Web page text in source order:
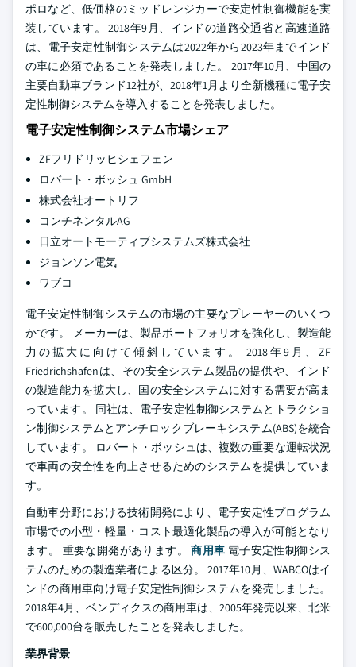
ポロなど、低価格のミッドレンジカーで安定性制御機能を実
装しています。 2018年9月、インドの道路交通省と高速道路
は、電子安定性制御システムは2022年から2023年までインド
の車に必須であることを発表しました。 2017年10月、中国の
主要自動車ブランド12社が、2018年1月より全新機種に電子安
定性制御システムを導入することを発表しました。
電子安定性制御システム市場シェア
ZFフリドリッヒシェフェン
ロバート・ボッシュ GmbH
株式会社オートリフ
コンチネンタルAG
日立オートモーティブシステムズ株式会社
ジョンソン電気
ワブコ
電子安定性制御システムの市場の主要なプレーヤーのいくつ
かです。 メーカーは、製品ポートフォリオを強化し、製造能
力の拡大に向けて傾斜しています。 2018年9月、ZF
Friedrichshafenは、その安全システム製品の提供や、インド
の製造能力を拡大し、国の安全システムに対する需要が高ま
っています。 同社は、電子安定性制御システムとトラクショ
ン制御システムとアンチロックブレーキシステム(ABS)を統合
しています。 ロバート・ボッシュは、複数の重要な運転状況
で車両の安全性を向上させるためのシステムを提供していま
す。
自動車分野における技術開発により、電子安定性プログラム
市場での小型・軽量・コスト最適化製品の導入が可能となり
ます。 重要な開発があります。商用車 電子安定性制御シス
テムのための製造業者による区分。 2017年10月、WABCOはイ
ンドの商用車向け電子安定性制御システムを発売しました。
2018年4月、ベンディクスの商用車は、2005年発売以来、北米
で600,000台を販売したことを発表しました。
業界背景